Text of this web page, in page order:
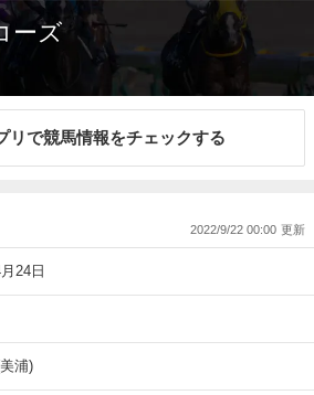
ーズ
リで競馬情報をチェックする
2022/9/22 00:00
24日
浦)